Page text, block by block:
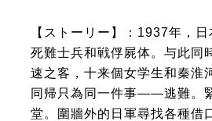
【ストーリー】：1937年，
死難士兵和戦俘屍体。与此同
速之客，十来個女学生和秦淮
同帰只為同一件事――逃難。
堂。圍牆外的日軍尋找各種借